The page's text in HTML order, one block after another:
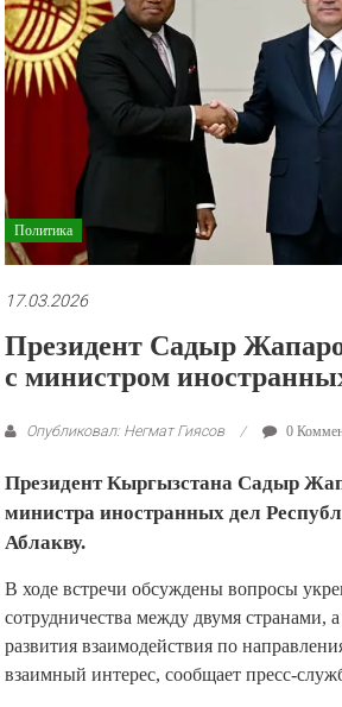
рекламные
ролики
и
презентации.
Политика
17.03.2026
Президент Садыр
с министром
Опубликовал: Негмат Гиясов 0
Президент Кыргызстана Садыр
министра иностранных дел
Аблакву.
В ходе встречи обсуждены вопросы
сотрудничества между двумя странами,
развития взаимодействия по
взаимный интерес, сообщает пресс-